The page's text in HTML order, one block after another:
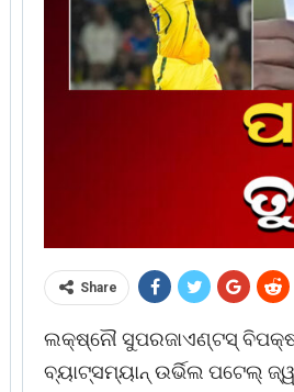
Share
ଲକ୍ଷ୍ନୌ ସୁପରଜାଏଣ୍ଟସ୍
ବ୍ୟାଟ୍ସମ୍ୟାନ୍ ଉର୍ଭିଲ ପଟେଲ୍